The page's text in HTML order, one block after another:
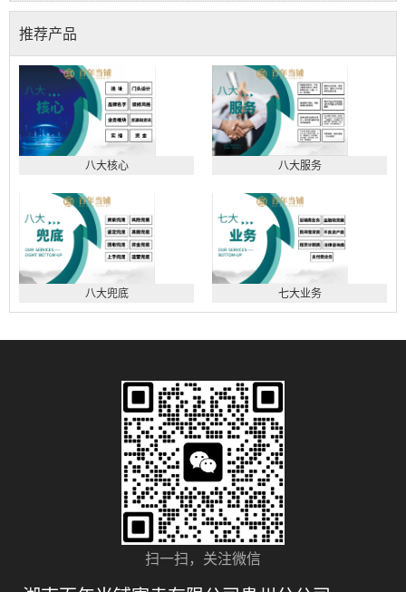
推荐产品
八大核心 八大服务
八大兜底 七大业务
扫一扫，关注微信